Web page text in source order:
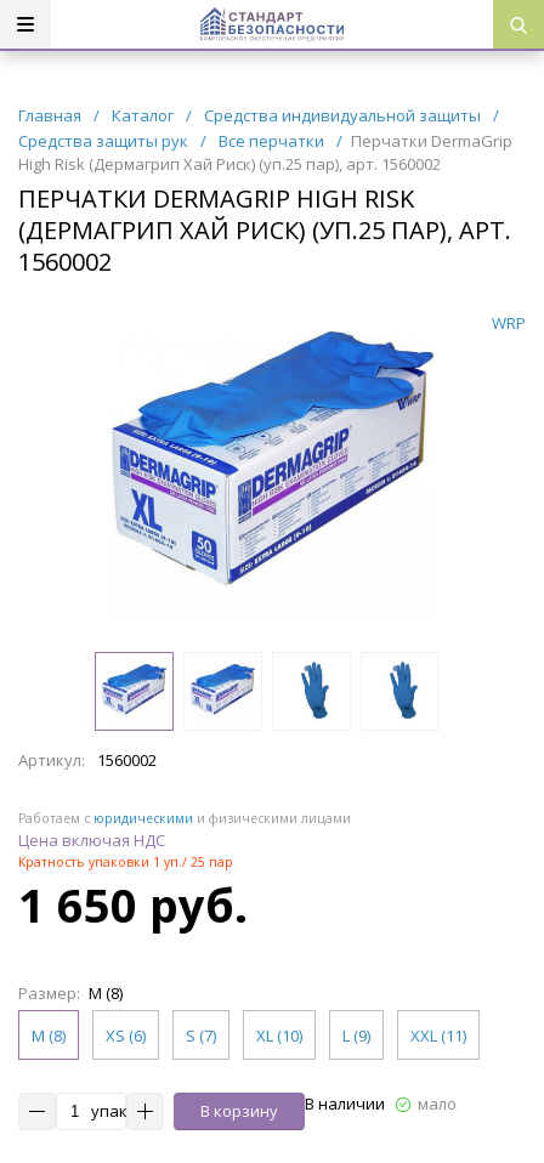
Главная / Каталог / Средства индивидуальной защиты
/
Средства защиты рук
/ Все перчатки / Перчатки DermaGrip
High Risk (Дермагрип Хай Риск) (уп.25 пар), арт. 1560002
ПЕРЧАТКИ DERMAGRIP HIGH RISK
(ДЕРМАГРИП ХАЙ РИСК) (УП.25 ПАР), АРТ.
1560002
Артикул: 1560002
WRP
Работаем с юридическими и физическими лицами
Цена включая НДС
Кратность упаковки 1 уп./ 25 пар
1 650 руб.
Размер: M (8)
M (8)
XS (6) S (7) XL (10) L (9) XXL (11)
упак В корзину В наличии мало